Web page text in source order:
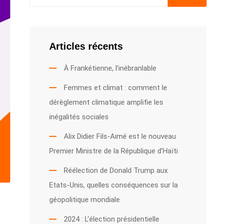
Articles récents
À Frankétienne, l’inébranlable
Femmes et climat : comment le
dérèglement climatique amplifie les
inégalités sociales
Alix Didier Fils-Aimé est le nouveau
Premier Ministre de la République d’Haïti
Réélection de Donald Trump aux
Etats-Unis, quelles conséquences sur la
géopolitique mondiale
2024 : L’élection présidentielle